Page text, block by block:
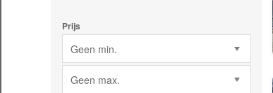
Prijs
Geen min.
Geen max.